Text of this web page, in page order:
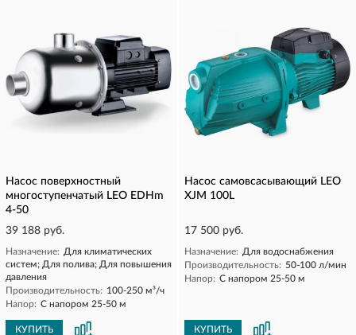
Насос поверхностный
многоступенчатый LEO EDHm
4-50
39 188 руб.
Назначение: Для климатических
систем; Для полива; Для повышения
давления
Производительность: 100-250 м³/ч
Напор: С напором 25-50 м
КУПИТЬ
Насос самовсасывающий LEO
XJM 100L
17 500 руб.
Назначение: Для водоснабжения
Производительность: 50-100 л/мин
Напор: С напором 25-50 м
КУПИТЬ